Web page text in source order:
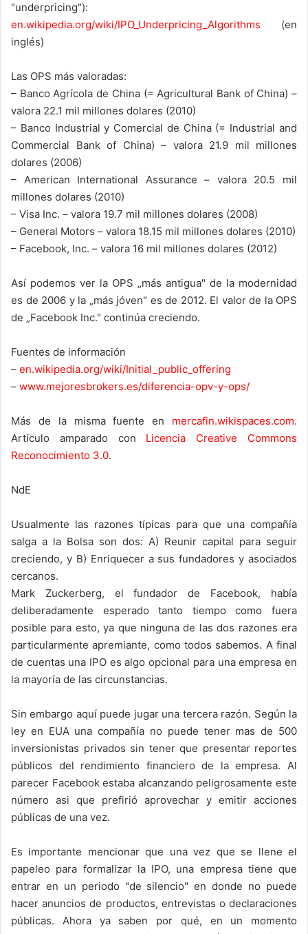
"underpricing"):
en.wikipedia.org/wiki/IPO_Underpricing_Algorithms (en
inglés)
Las OPS más valoradas:
– Banco Agrícola de China (= Agricultural Bank of China) –
valora 22.1 mil millones dolares (2010)
– Banco Industrial y Comercial de China (= Industrial and
Commercial Bank of China) – valora 21.9 mil millones
dolares (2006)
– American International Assurance – valora 20.5 mil
millones dolares (2010)
– Visa Inc. – valora 19.7 mil millones dolares (2008)
– General Motors – valora 18.15 mil millones dolares (2010)
– Facebook, Inc. – valora 16 mil millones dolares (2012)
Así podemos ver la OPS „más antigua" de la modernidad
es de 2006 y la „más jóven" es de 2012. El valor de la OPS
de „Facebook Inc." continúa creciendo.
Fuentes de información
– en.wikipedia.org/wiki/Initial_public_offering
– www.mejoresbrokers.es/diferencia-opv-y-ops/
Más de la misma fuente en mercafin.wikispaces.com.
Artículo amparado con Licencia Creative Commons
Reconocimiento 3.0.
NdE
Usualmente las razones típicas para que una compañía
salga a la Bolsa son dos: A) Reunir capital para seguir
creciendo, y B) Enriquecer a sus fundadores y asociados
cercanos.
Mark Zuckerberg, el fundador de Facebook, había
deliberadamente esperado tanto tiempo como fuera
posible para esto, ya que ninguna de las dos razones era
particularmente apremiante, como todos sabemos. A final
de cuentas una IPO es algo opcional para una empresa en
la mayoría de las circunstancias.
Sin embargo aquí puede jugar una tercera razón. Según la
ley en EUA una compañía no puede tener mas de 500
inversionistas privados sin tener que presentar reportes
públicos del rendimiento financiero de la empresa. Al
parecer Facebook estaba alcanzando peligrosamente este
número asi que prefirió aprovechar y emitir acciones
públicas de una vez.
Es importante mencionar que una vez que se llene el
papeleo para formalizar la IPO, una empresa tiene que
entrar en un periodo "de silencio" en donde no puede
hacer anuncios de productos, entrevistas o declaraciones
públicas. Ahora ya saben por qué, en un momento